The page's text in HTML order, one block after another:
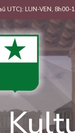
UTC): LUN-VEN, 8h00-